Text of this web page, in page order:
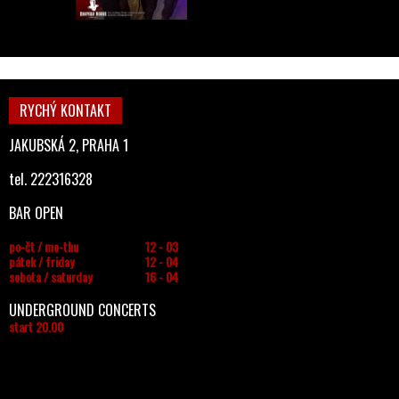
RYCHÝ KONTAKT
JAKUBSKÁ 2, PRAHA 1
tel. 222316328
BAR OPEN
po-čt / mo-thu
12 - 03
pátek / friday
12 - 04
sobota / saturday
16 - 04
UNDERGROUND CONCERTS
start 20.00